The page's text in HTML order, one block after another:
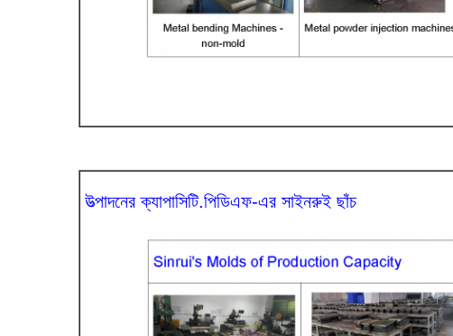
উত্পাদনের ক্যাপাসিটি.পিডিএফ-এর সাইনরুই ছাঁচ